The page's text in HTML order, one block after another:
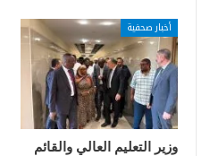
أخبار صحفية
وزير التعليم العالي والقائم